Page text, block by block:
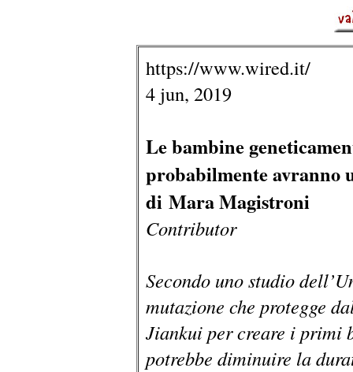
https://www.wired.it/
4 jun, 2019
Le bambine
probabilmente avranno
di Mara Magistroni
Contributor
Secondo uno studio
mutazione che protegge
Jiankui per creare i primi
potrebbe diminuire la